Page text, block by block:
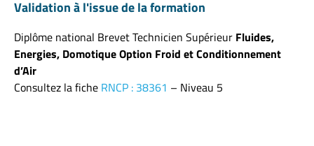
Validation à l'issue de la formation
Diplôme national Brevet Technicien Supérieur Fluides,
Energies, Domotique Option Froid et Conditionnement
d’Air
Consultez la fiche RNCP : 38361 – Niveau 5